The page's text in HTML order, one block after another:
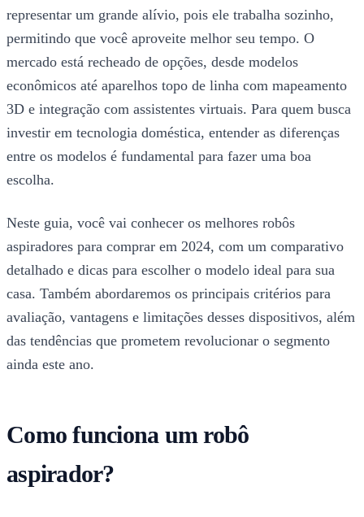
representar um grande alívio, pois ele trabalha sozinho,
permitindo que você aproveite melhor seu tempo. O
mercado está recheado de opções, desde modelos
econômicos até aparelhos topo de linha com mapeamento
3D e integração com assistentes virtuais. Para quem busca
investir em tecnologia doméstica, entender as diferenças
entre os modelos é fundamental para fazer uma boa
escolha.
Neste guia, você vai conhecer os melhores robôs
aspiradores para comprar em 2024, com um comparativo
detalhado e dicas para escolher o modelo ideal para sua
casa. Também abordaremos os principais critérios para
avaliação, vantagens e limitações desses dispositivos, além
das tendências que prometem revolucionar o segmento
ainda este ano.
Como funciona um robô
aspirador?